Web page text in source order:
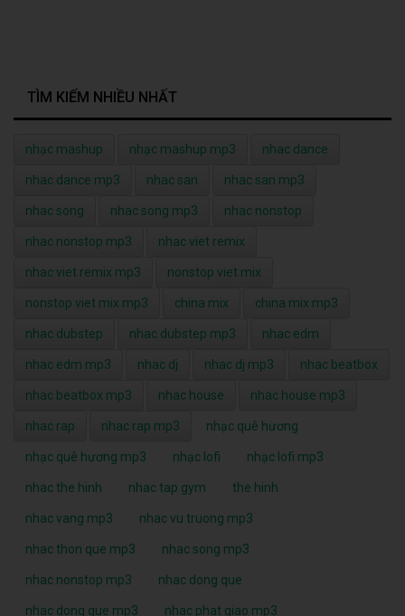
TÌM KIẾM NHIỀU NHẤT
nhạc mashup nhạc mashup mp3 nhac dance
nhac dance mp3 nhac san nhac san mp3
nhac song nhac song mp3 nhac nonstop
nhac nonstop mp3 nhac viet remix
nhac viet remix mp3 nonstop viet mix
nonstop viet mix mp3 china mix china mix mp3
nhac dubstep nhac dubstep mp3 nhac edm
nhac edm mp3 nhac dj nhac dj mp3 nhac beatbox
nhac beatbox mp3 nhac house nhac house mp3
nhac rap nhac rap mp3 nhạc quê hương
nhạc quê hương mp3 nhạc lofi nhạc lofi mp3
nhac the hinh nhac tap gym the hinh
nhac vang mp3 nhac vu truong mp3
nhac thon que mp3 nhac song mp3
nhac nonstop mp3 nhac dong que
nhac dong que mp3 nhac phat giao mp3